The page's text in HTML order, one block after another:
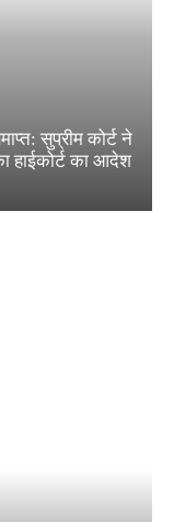
सुप्रीम कोर्ट ने
हाईकोर्ट का आदेश